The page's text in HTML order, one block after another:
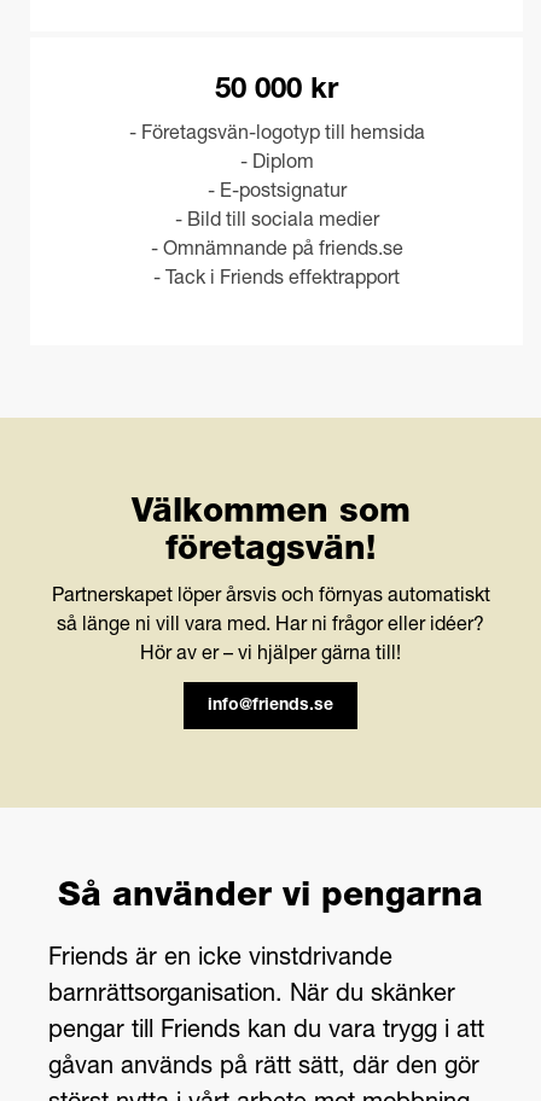
50 000 kr
- Företagsvän-logotyp till hemsida
- Diplom
- E-postsignatur
- Bild till sociala medier
- Omnämnande på friends.se
- Tack i Friends effektrapport
Välkommen som
företagsvän!
Partnerskapet löper årsvis och förnyas automatiskt
så länge ni vill vara med. Har ni frågor eller idéer?
Hör av er – vi hjälper gärna till!
info@friends.se
Så använder vi pengarna
Friends är en icke vinstdrivande
barnrättsorganisation. När du skänker
pengar till Friends kan du vara trygg i att
gåvan används på rätt sätt, där den gör